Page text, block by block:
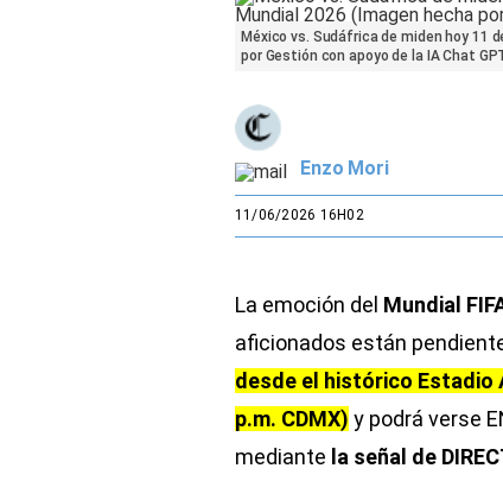
México vs. Sudáfrica de miden hoy 11
por Gestión con apoyo de la IA Chat
Enzo Mori
11/06/2026 16H02
La emoción del Mundial
aficionados están
desde el histórico Estadio
p.m. CDMX) y podrá verse
mediante la señal de